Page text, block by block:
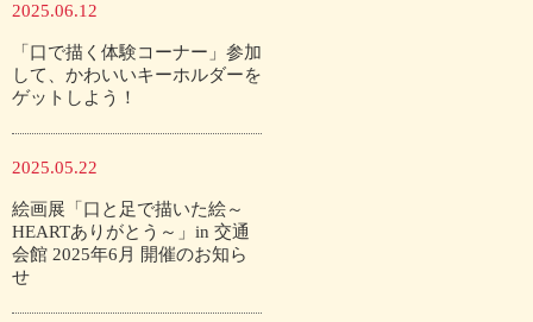
2025.06.12
「口で描く体験コーナー」参加
して、かわいいキーホルダーを
ゲットしよう！
2025.05.22
絵画展「口と足で描いた絵～
HEARTありがとう～」in 交通
会館 2025年6月 開催のお知ら
せ